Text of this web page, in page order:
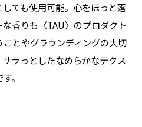
ても使用可能。心をほっと落
香りも〈TAU〉のプロダクト
とやグラウンディングの大切
ラっとしたなめらかなテクス
。